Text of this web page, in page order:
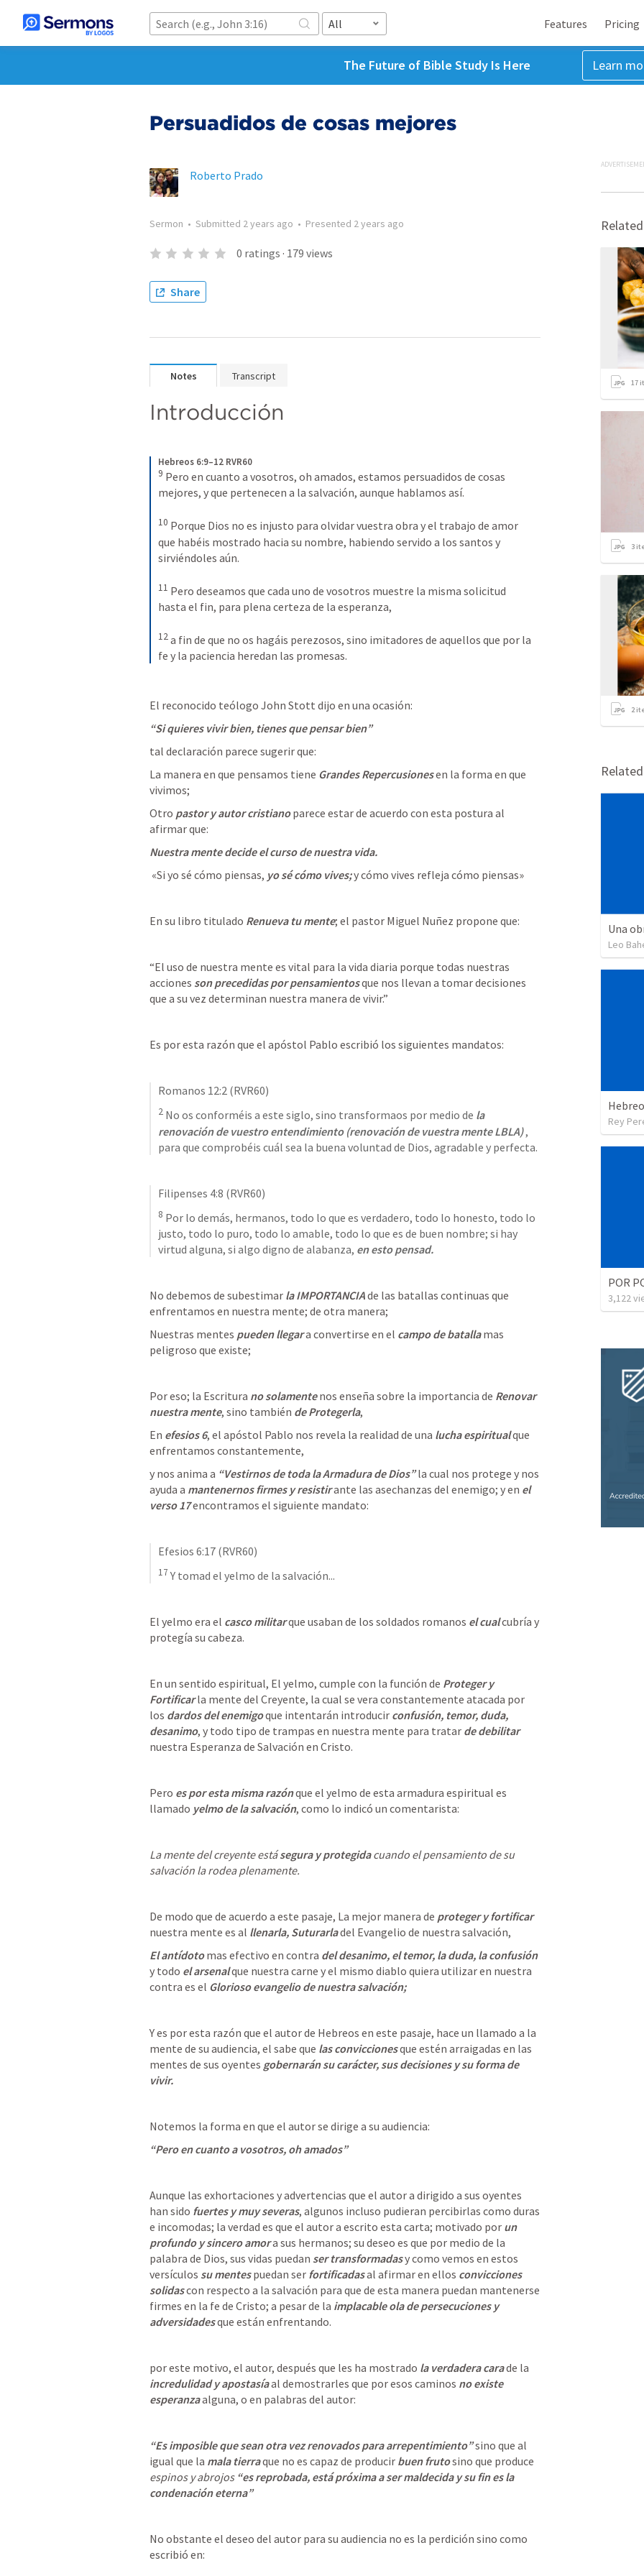
All Features Pricing
The Future of Bible Study Is Here Learn
Persuadidos de cosas mejores
Roberto Prado
Sermon • Submitted 2 years ago • Presented 2 years ago
0 ratings · 179 views
Share
Notes Transcript
Introducción
Hebreos 6:9–12 RVR60
9 Pero en cuanto a vosotros, oh amados, estamos persuadidos de cosas
mejores, y que pertenecen a la salvación, aunque hablamos así.
10 Porque Dios no es injusto para olvidar vuestra obra y el trabajo de amor
que habéis mostrado hacia su nombre, habiendo servido a los santos y
sirviéndoles aún.
11 Pero deseamos que cada uno de vosotros muestre la misma solicitud
hasta el fin, para plena certeza de la esperanza,
12a fin de que no os hagáis perezosos, sino imitadores de aquellos que por la
fe y la paciencia heredan las promesas.
El reconocido teólogo John Stott dijo en una ocasión:
“Si quieres vivir bien, tienes que pensar bien”
tal declaración parece sugerir que:
La manera en que pensamos tiene Grandes Repercusiones en la forma en que
vivimos;
Otro pastor y autor cristiano parece estar de acuerdo con esta postura al
afirmar que:
Nuestra mente decide el curso de nuestra vida.
«Si yo sé cómo piensas, yo sé cómo vives; y cómo vives refleja cómo piensas»
En su libro titulado Renueva tu mente; el pastor Miguel Nuñez propone que:
“El uso de nuestra mente es vital para la vida diaria porque todas nuestras
acciones son precedidas por pensamientos que nos llevan a tomar decisiones
que a su vez determinan nuestra manera de vivir.”
Es por esta razón que el apóstol Pablo escribió los siguientes mandatos:
Romanos 12:2 (RVR60)
2 No os conforméis a este siglo, sino transformaos por medio de la
renovación de vuestro entendimiento (renovación de vuestra mente LBLA) ,
para que comprobéis cuál sea la buena voluntad de Dios, agradable y perfecta.
Filipenses 4:8 (RVR60)
8 Por lo demás, hermanos, todo lo que es verdadero, todo lo honesto, todo lo
justo, todo lo puro, todo lo amable, todo lo que es de buen nombre; si hay
virtud alguna, si algo digno de alabanza, en esto pensad.
No debemos de subestimar la IMPORTANCIA de las batallas continuas que
enfrentamos en nuestra mente; de otra manera;
Nuestras mentes pueden llegar a convertirse en el campo de batalla mas
peligroso que existe;
Por eso; la Escritura no solamente nos enseña sobre la importancia de Renovar
nuestra mente, sino también de Protegerla,
En efesios 6, el apóstol Pablo nos revela la realidad de una lucha espiritual que
enfrentamos constantemente,
y nos anima a “Vestirnos de toda la Armadura de Dios” la cual nos protege y nos
ayuda a mantenernos firmes y resistir ante las asechanzas del enemigo; y en el
verso 17 encontramos el siguiente mandato:
Efesios 6:17 (RVR60)
17 Y tomad el yelmo de la salvación...
El yelmo era el casco militar que usaban de los soldados romanos el cual cubría y
protegía su cabeza.
En un sentido espiritual, El yelmo, cumple con la función de Proteger y
Fortificar la mente del Creyente, la cual se vera constantemente atacada por
los dardos del enemigo que intentarán introducir confusión, temor, duda,
desanimo, y todo tipo de trampas en nuestra mente para tratar de debilitar
nuestra Esperanza de Salvación en Cristo.
Pero es por esta misma razón que el yelmo de esta armadura espiritual es
llamado yelmo de la salvación, como lo indicó un comentarista:
La mente del creyente está segura y protegida cuando el pensamiento de su
salvación la rodea plenamente.
De modo que de acuerdo a este pasaje, La mejor manera de
proteger y fortificar
nuestra mente es al llenarla, Suturarla del Evangelio de nuestra salvación,
El antídoto mas efectivo en contra
del desanimo, el temor, la duda, la confusión
y todo el arsenal que nuestra carne y el mismo diablo quiera utilizar en nuestra
contra es el Glorioso evangelio de nuestra salvación;
Y es por esta razón que el autor de Hebreos en este pasaje, hace un llamado a la
mente de su audiencia, el sabe que las convicciones que estén arraigadas en las
mentes de sus oyentes gobernarán su carácter, sus decisiones y su forma de
vivir.
Notemos la forma en que el autor se dirige a su audiencia:
“Pero en cuanto a vosotros, oh amados”
Aunque las exhortaciones y advertencias que el autor a dirigido a sus oyentes
han sido fuertes y muy severas, algunos incluso pudieran percibirlas como duras
e incomodas; la verdad es que el autor a escrito esta carta; motivado por un
profundo y sincero amor a sus hermanos; su deseo es que por medio de la
palabra de Dios, sus vidas puedan ser transformadas y como vemos en estos
versículos su mentes puedan ser fortificadas al afirmar en ellos convicciones
solidas con respecto a la salvación para que de esta manera puedan mantenerse
firmes en la fe de Cristo; a pesar de la implacable ola de persecuciones y
adversidades que están enfrentando.
por este motivo, el autor, después que les ha mostrado la verdadera cara de la
incredulidad y apostasía al demostrarles que por esos caminos no existe
esperanza alguna, o en palabras del autor:
“Es imposible que sean otra vez renovados para arrepentimiento” sino que al
igual que la mala tierra que no es capaz de producir buen fruto
espinos y abrojos “es reprobada, está próxima a ser maldecida y su fin es la
condenación eterna”
No obstante el deseo del autor para su audiencia no es la perdición sino como
escribió en:
17
3
2
Leo
Rey
POR
3,122